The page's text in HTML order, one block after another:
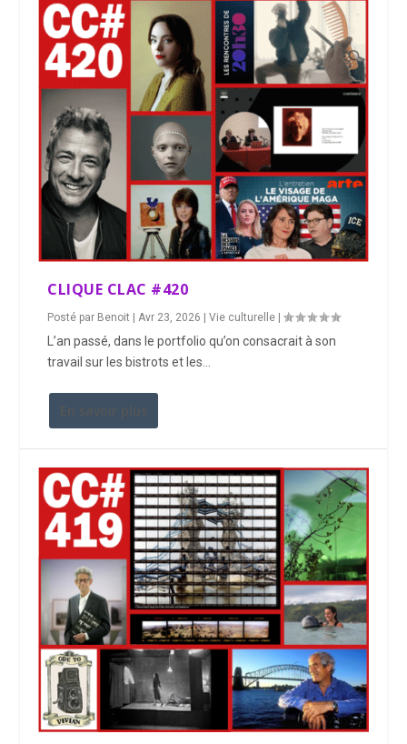
CLIQUE CLAC #420
Posté par Benoit |Avr 23, 2026 |Vie culturelle |
L’an passé, dans le portfolio qu’on consacrait à son
travail sur les bistrots et les...
En savoir plus